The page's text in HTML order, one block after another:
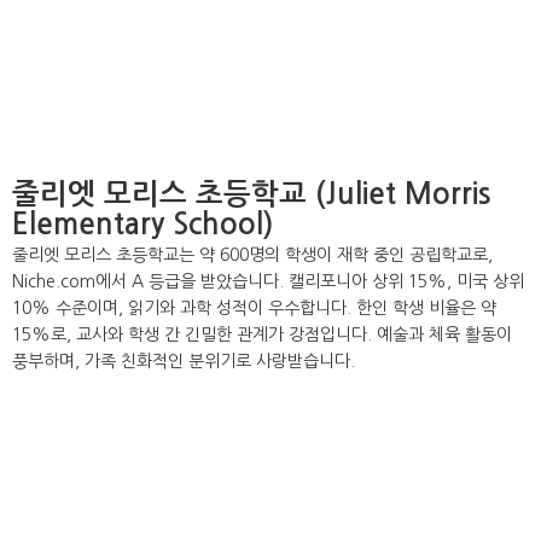
줄리엣 모리스 초등학교 (Juliet Morris
Elementary School)
줄리엣 모리스 초등학교는 약 600명의 학생이 재학 중인 공립학교로,
Niche.com에서 A 등급을 받았습니다. 캘리포니아 상위 15%, 미국 상위
10% 수준이며, 읽기와 과학 성적이 우수합니다. 한인 학생 비율은 약
15%로, 교사와 학생 간 긴밀한 관계가 강점입니다. 예술과 체육 활동이
풍부하며, 가족 친화적인 분위기로 사랑받습니다.